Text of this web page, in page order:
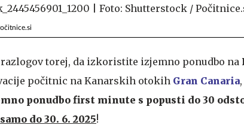
torej, da izkoristite izjemno ponudbo na
počitnic na Kanarskih otokih Gran Canaria,
ponudbo first minute s popusti do 30
samo do 30. 6. 2025!